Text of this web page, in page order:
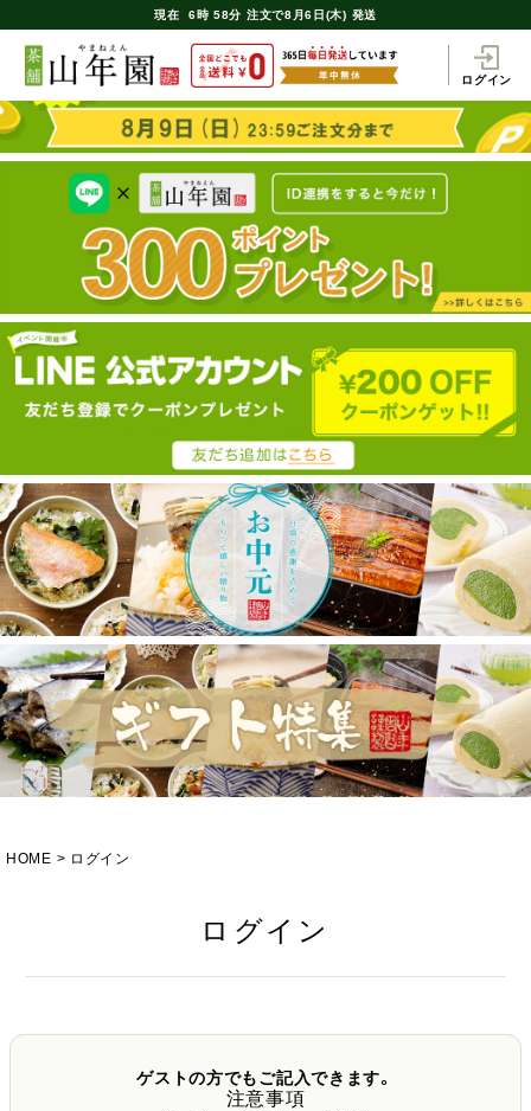
現在 6時 58分 注文で8月6日(木) 発送
ログイン
HOME ログイン
ログイン
ゲストの方でもご記入できます。
注意事項